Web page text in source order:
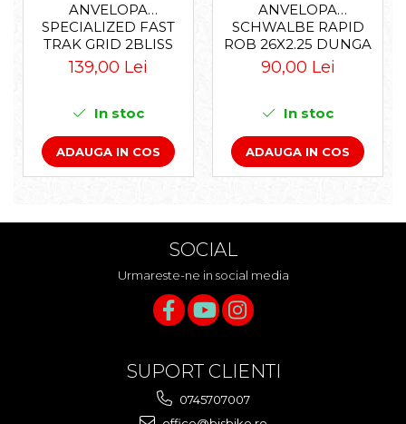
ANVELOPA
SPECIALIZED FAST
TRAK GRID 2BLISS
READY T7 - 29X2.35
BLACK - TUBELESS
139,00 Lei
In stoc
ADAUGA IN COS
ANVELOPA
SCHWALBE RAPID
ROB 26X2.25 DUNGA
ALBA
90,00 Lei
In stoc
ADAUGA IN COS
SOCIAL
Urmareste-ne in social media
SUPORT CLIENTI
0745707007